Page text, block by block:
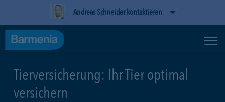
Andreas Schneider kontaktieren
Tierversicherung: Ihr Tier optimal
versichern